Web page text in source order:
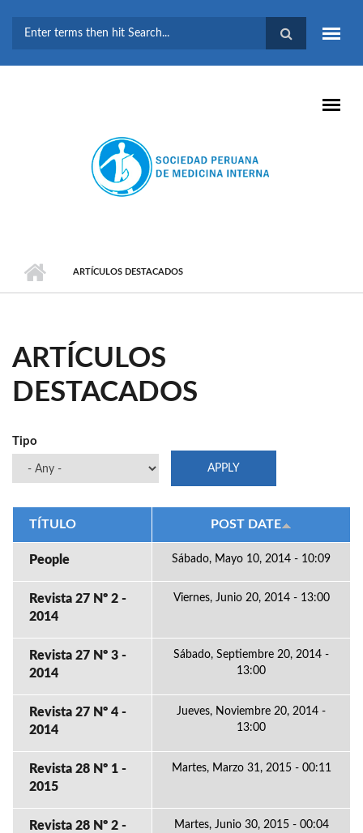
BÚSQUEDA
ARTÍCULOS DESTACADOS
ARTÍCULOS
DESTACADOS
Tipo
TÍTULO POST DATE
People Sábado, Mayo 10, 2014 - 10:09
Revista 27 Nº 2 -
2014
Viernes, Junio 20, 2014 - 13:00
Revista 27 Nº 3 -
2014
Sábado, Septiembre 20, 2014 -
13:00
Revista 27 Nº 4 -
2014
Jueves, Noviembre 20, 2014 -
13:00
Revista 28 Nº 1 -
2015
Martes, Marzo 31, 2015 - 00:11
Revista 28 Nº 2 -
Martes, Junio 30, 2015 - 00:04